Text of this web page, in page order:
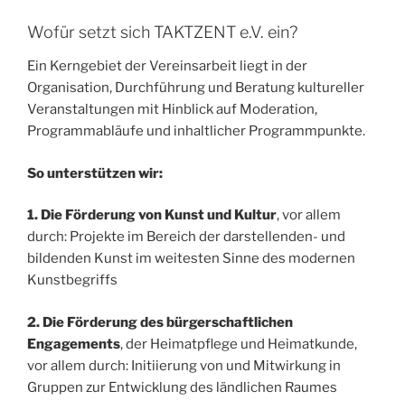
Wofür setzt sich TAKTZENT e.V. ein?
Ein Kerngebiet der Vereinsarbeit liegt in der
Organisation, Durchführung und Beratung kultureller
Veranstaltungen mit Hinblick auf Moderation,
Programmabläufe und inhaltlicher Programmpunkte.
So unterstützen wir:
1. Die Förderung von Kunst und Kultur, vor allem
durch: Projekte im Bereich der darstellenden- und
bildenden Kunst im weitesten Sinne des modernen
Kunstbegriffs
2. Die Förderung des bürgerschaftlichen
Engagements, der Heimatpflege und Heimatkunde,
vor allem durch: Initiierung von und Mitwirkung in
Gruppen zur Entwicklung des ländlichen Raumes